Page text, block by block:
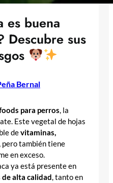
es buena
Descubre sus
Bernal
para perros, la
Este vegetal de hojas
devitaminas,
pero también tiene
en exceso.
ya está presente en
alta calidad, tanto en